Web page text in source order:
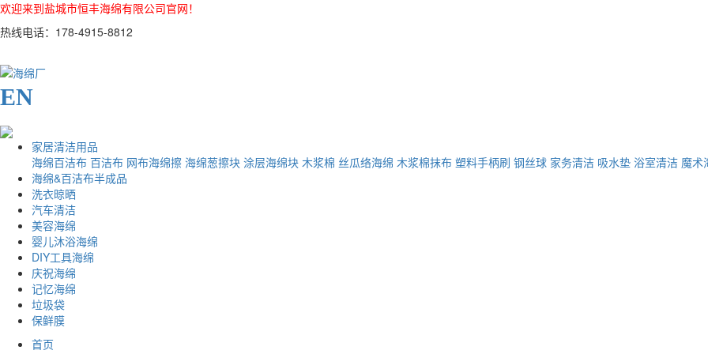
欢迎来到盐城市恒丰海绵有限公司官网！
热线电话：178-4915-8812
EN
家居清洁用品
海绵百洁布 百洁布 网布海绵擦 海绵葱擦块 涂层海绵块 木浆棉 丝瓜络海绵 木浆棉抹布 塑料手柄刷 钢丝球 家务清洁 吸水垫 浴室清洁 魔术
海绵&百洁布半成品
洗衣晾晒
汽车清洁
美容海绵
婴儿沐浴海绵
DIY工具海绵
庆祝海绵
记忆海绵
垃圾袋
保鲜膜
首页